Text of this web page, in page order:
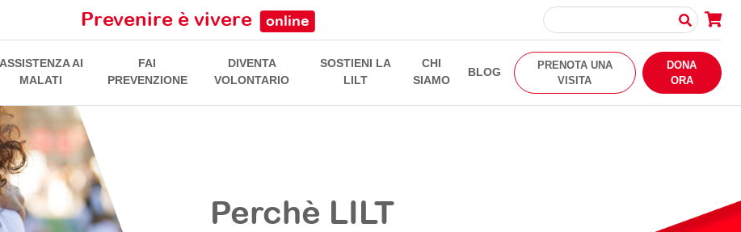
Prevenire è vivere online
ASSISTENZA AI
MALATI
FAI
PREVENZIONE
DIVENTA
VOLONTARIO
SOSTIENI LA
LILT
CHI
SIAMO
BLOG
PRENOTA UNA
VISITA
DONA
ORA
Perchè LILT